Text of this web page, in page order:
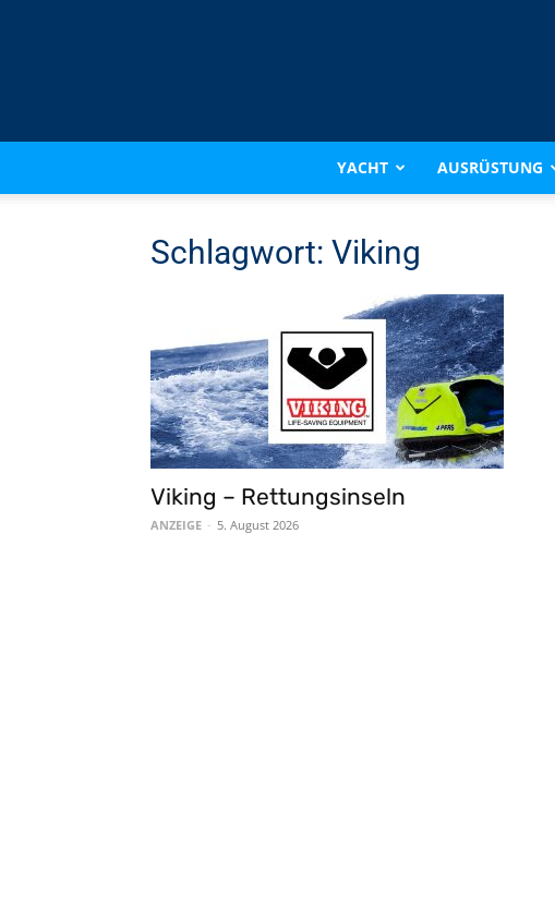
YACHT AUSRÜSTUNG
Schlagwort: Viking
Viking – Rettungsinseln
ANZEIGE - 5. August 2026